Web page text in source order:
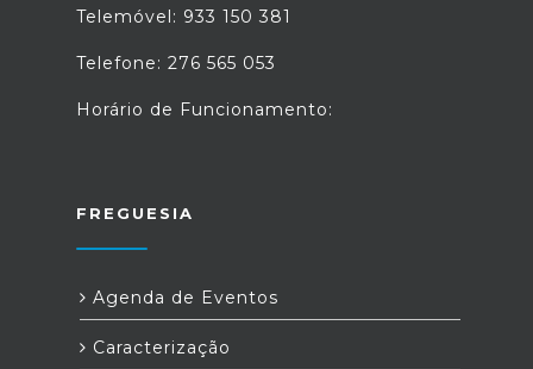
Telemóvel: 933 150 381
Telefone: 276 565 053
Horário de Funcionamento:
FREGUESIA
Agenda de Eventos
Caracterização